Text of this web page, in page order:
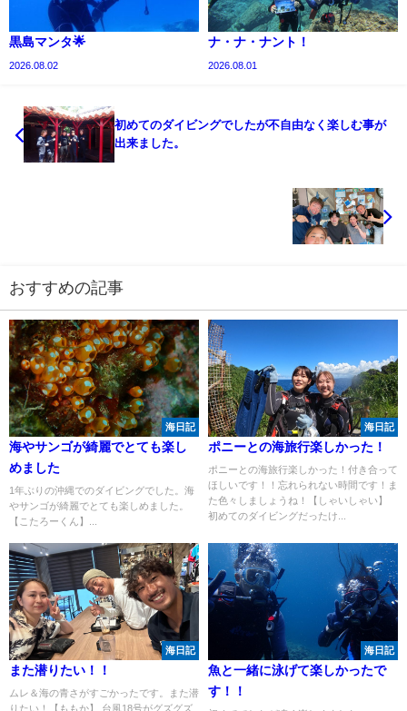
黒島マンタ🌟
2026.08.02
ナ・ナ・ナント！
2026.08.01
初めてのダイビングでしたが不自由なく楽しむ事が
出来ました。
おすすめの記事
海日記
海やサンゴが綺麗でとても楽し
めました
1年ぶりの沖縄でのダイビングでした。海
やサンゴが綺麗でとても楽しめました。
【こたろーくん】...
海日記
ポニーとの海旅行楽しかった！
ポニーとの海旅行楽しかった！付き合って
ほしいです！！忘れられない時間です！ま
た色々しましょうね！【しゃいしゃい】
初めてのダイビングだったけ...
海日記
また潜りたい！！
ムレ＆海の青さがすごかったです。また潜
りたい！【ももか】 台風18号がグズグズ
海日記
魚と一緒に泳げて楽しかったで
す！！